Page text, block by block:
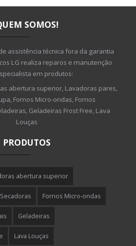
SOMOS!
assistência técnica fora da garantia
LG realiza reparos e manutenção
em produtos:
abertura superior, Lavadoras pares,
Fornos Micro-ondas, Fornos
Geladeiras Frost Free, Lava
Louças
PRODUTOS
abertura superior
Secadoras Fornos Micro-ondas
Geladeiras
Lava Louças